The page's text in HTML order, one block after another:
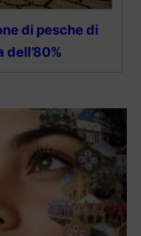
di pesche di